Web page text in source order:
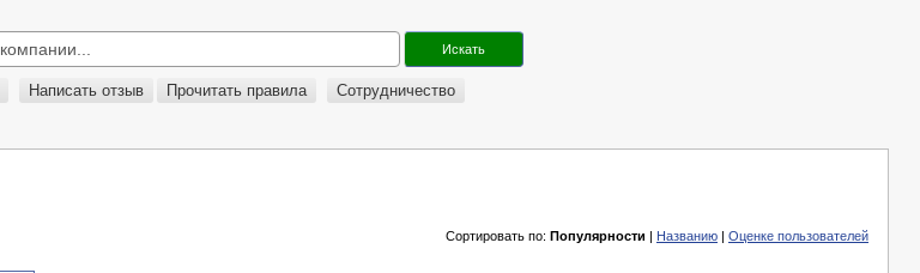
Написать отзыв Прочитать правила Сотрудничество
Сортировать по: Популярности | Названию | Оценке пользователей